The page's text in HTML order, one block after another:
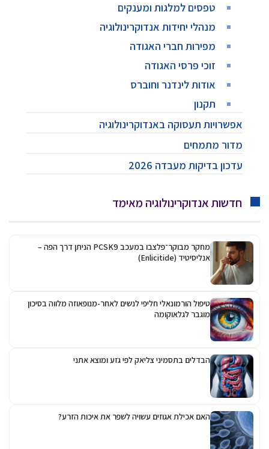
טפסים למלגות ומענקים
מנהלי יחידות אנדוקרינולוגיה
מפירות חברי האגודה
זוכי פרסי האגודה
אודות לינדנר וחוברס
תקנון
אפשרויות תעסוקה באנדוקרינולוגיה
מדור מתמחים
עדכון בדיקות מעבדה 2026
חדשות אנדוקרינולוגיה מאימד
מחקר מבוקר־פלצבו במעכב PCSK9 הניתן דרך הפה –
אנליסיטיד (Enlicitide)
טיפול הורמונאלי חליפי לנשים לאחר-מנופאוזה מלווה בסיכון
מוגבר לגלאוקומה
הבדלים בתסמיני צליאק לפי גזע ומוצא אתני
האם אכילת אגוזים עשויה לשפר את איכות הזרע?